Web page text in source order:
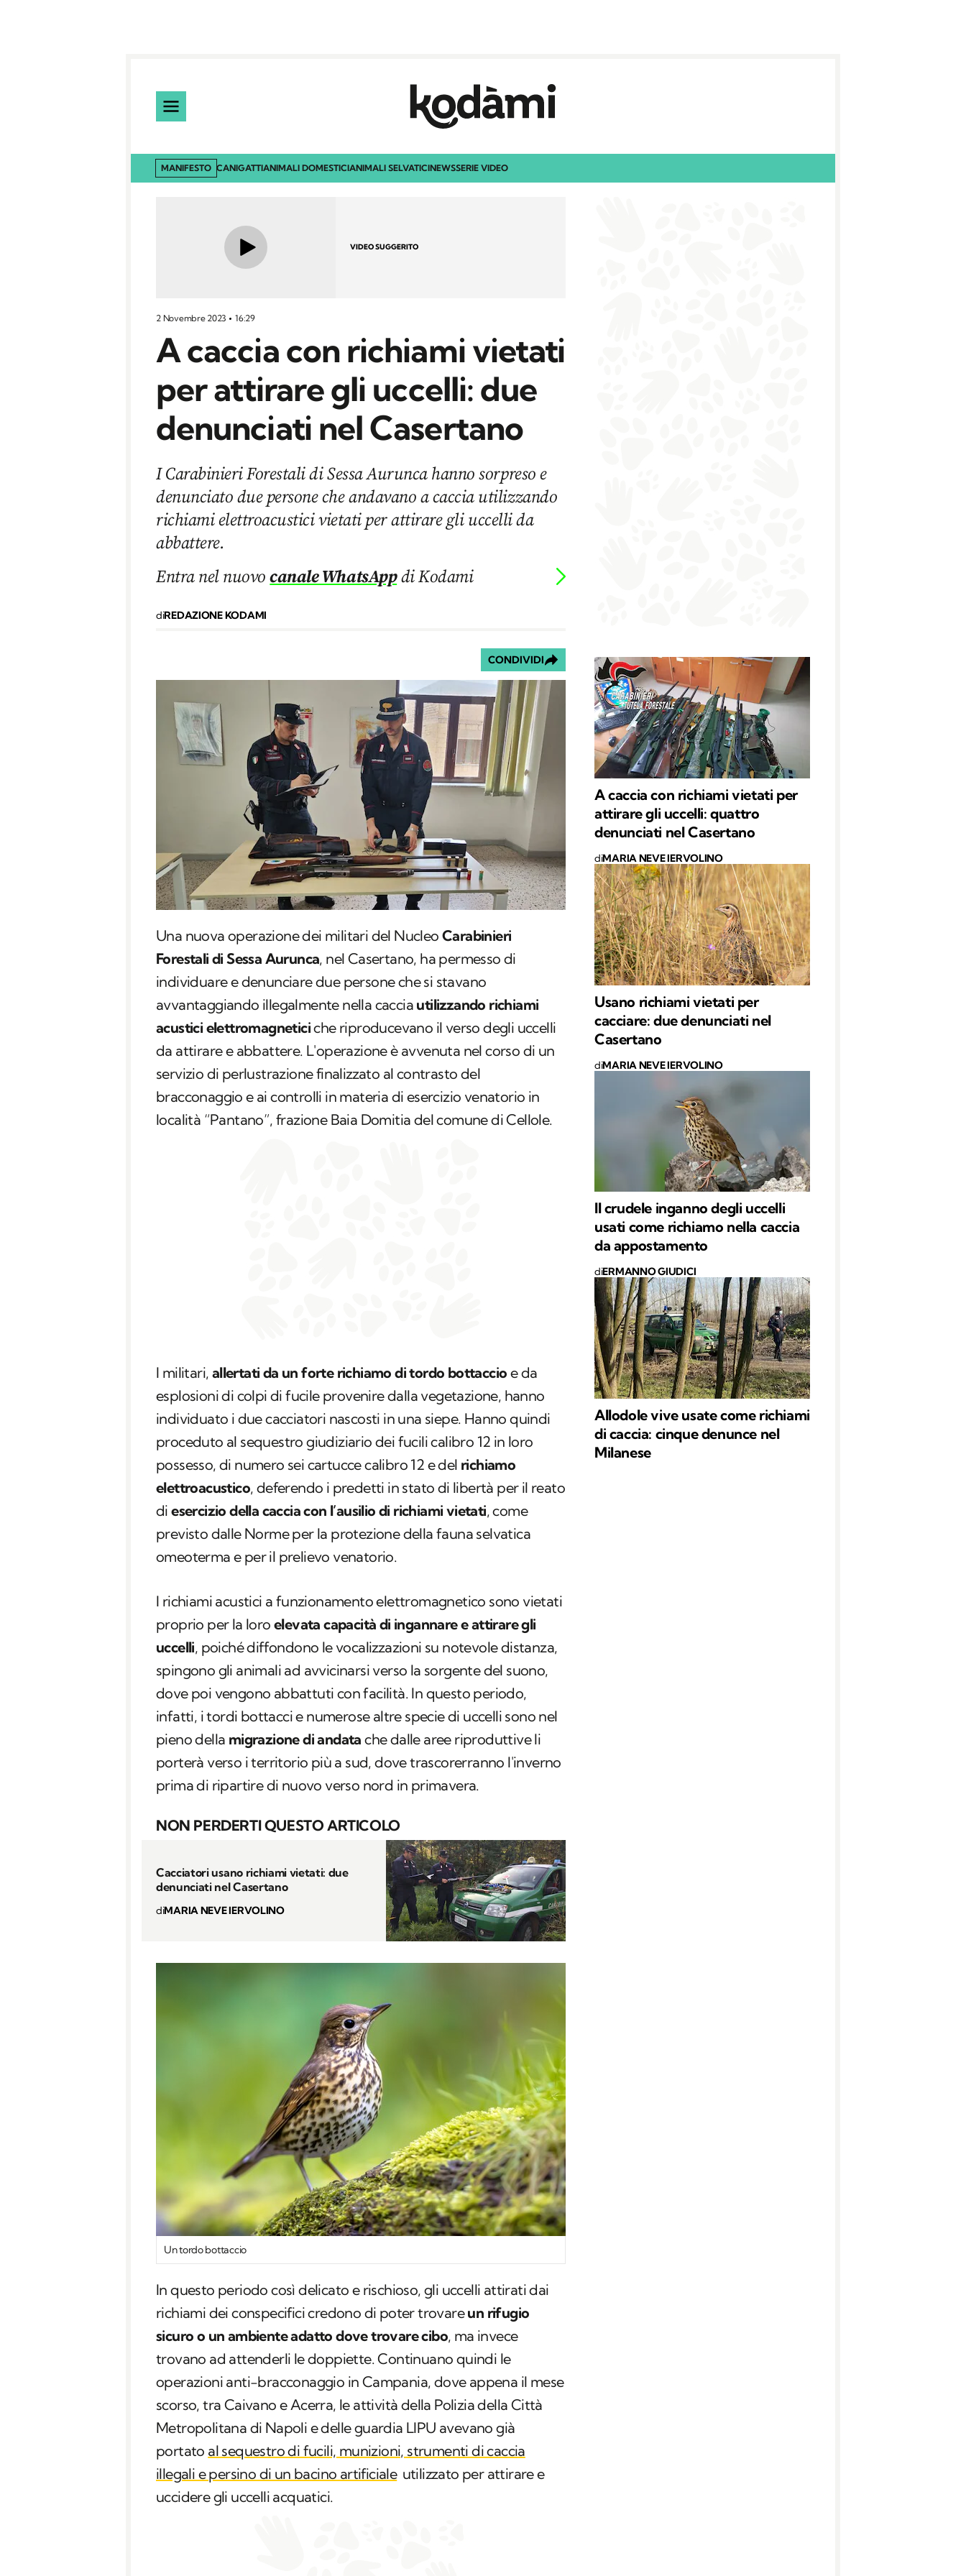
MANIFESTO CANIGATTIANIMALI DOMESTICIANIMALI SELVATICINEWSSERIE VIDEO
VIDEO SUGGERITO
2 Novembre 2023 16:29
A caccia con richiami vietati
per attirare gli uccelli: due
denunciati nel Casertano
I Carabinieri Forestali di Sessa Aurunca hanno sorpreso e
denunciato due persone che andavano a caccia utilizzando
richiami elettroacustici vietati per attirare gli uccelli da
abbattere.
Entra nel nuovocanale WhatsAppdi Kodami
diREDAZIONE KODAMI
CONDIVIDI
Una nuova operazione dei militari del Nucleo Carabinieri
Forestali di Sessa Aurunca, nel Casertano, ha permesso di
individuare e denunciare due persone che si stavano
avvantaggiando illegalmente nella caccia utilizzando richiami
acustici elettromagneticiche riproducevano il verso degli uccelli
da attirare e abbattere. L'operazione è avvenuta nel corso di un
servizio di perlustrazione finalizzato al contrasto del
bracconaggio e ai controlli in materia di esercizio venatorio in
località “Pantano”, frazione Baia Domitia del comune di Cellole.
I militari, allertati da un forte richiamo di tordo bottaccio e da
esplosioni di colpi di fucile provenire dalla vegetazione, hanno
individuato i due cacciatori nascosti in una siepe. Hanno quindi
proceduto al sequestro giudiziario dei fucili calibro 12 in loro
possesso, di numero sei cartucce calibro 12 e del richiamo
elettroacustico, deferendo i predetti in stato di libertà per il reato
diesercizio della caccia con l’ausilio di richiami vietati, come
previsto dalle Norme per la protezione della fauna selvatica
omeoterma e per il prelievo venatorio.
I richiami acustici a funzionamento elettromagnetico sono vietati
proprio per la loro elevata capacità di ingannare e attirare gli
uccelli, poiché diffondono le vocalizzazioni su notevole distanza,
spingono gli animali ad avvicinarsi verso la sorgente del suono,
dove poi vengono abbattuti con facilità. In questo periodo,
infatti, i tordi bottacci e numerose altre specie di uccelli sono nel
pieno della migrazione di andata che dalle aree riproduttive li
porterà verso i territorio più a sud, dove trascorerranno l'inverno
prima di ripartire di nuovo verso nord in primavera.
NON PERDERTI QUESTO ARTICOLO
Cacciatori usano richiami vietati: due
denunciati nel Casertano
diMARIA NEVE IERVOLINO
Un tordo bottaccio
In questo periodo così delicato e rischioso, gli uccelli attirati dai
richiami dei conspecifici credono di poter trovareun rifugio
sicuro o un ambiente adatto dove trovare cibo, ma invece
trovano ad attenderli le doppiette. Continuano quindi le
operazioni anti-bracconaggio in Campania, dove appena il mese
scorso, tra Caivano e Acerra, le attività della Polizia della Città
Metropolitana di Napoli e delle guardia LIPU avevano già
portato al sequestro di fucili, munizioni, strumenti di caccia
illegali e persino di un bacino artificiale utilizzato per attirare e
uccidere gli uccelli acquatici.
A caccia con richiami vietati per
attirare gli uccelli: quattro
denunciati nel Casertano
diMARIA NEVE IERVOLINO
Usano richiami vietati per
cacciare: due denunciati nel
Casertano
diMARIA NEVE IERVOLINO
Il crudele inganno degli uccelli
usati come richiamo nella caccia
da appostamento
diERMANNO GIUDICI
Allodole vive usate come richiami
di caccia: cinque denunce nel
Milanese